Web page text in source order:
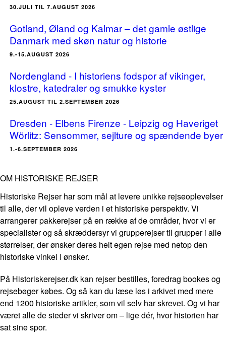
30.JULI TIL 7.AUGUST 2026
Gotland, Øland og Kalmar – det gamle østlige
Danmark med skøn natur og historie
9.-15.AUGUST 2026
Nordengland - I historiens fodspor af vikinger,
klostre, katedraler og smukke kyster
25.AUGUST TIL 2.SEPTEMBER 2026
Dresden - Elbens Firenze - Leipzig og Haveriget
Wörlitz: Sensommer, sejlture og spændende byer
1.-6.SEPTEMBER 2026
OM HISTORISKE REJSER
Historiske Rejser har som mål at levere unikke rejseoplevelser
til alle, der vil opleve verden i et historiske perspektiv. Vi
arrangerer pakkerejser på en række af de områder, hvor vi er
specialister og så skræddersyr vi grupperejser til grupper i alle
størrelser, der ønsker deres helt egen rejse med netop den
historiske vinkel I ønsker.
På Historiskerejser.dk kan rejser bestilles, foredrag bookes og
rejsebøger købes. Og så kan du læse løs i arkivet med mere
end 1200 historiske artikler, som vil selv har skrevet. Og vi har
været alle de steder vi skriver om – lige dér, hvor historien har
sat sine spor.